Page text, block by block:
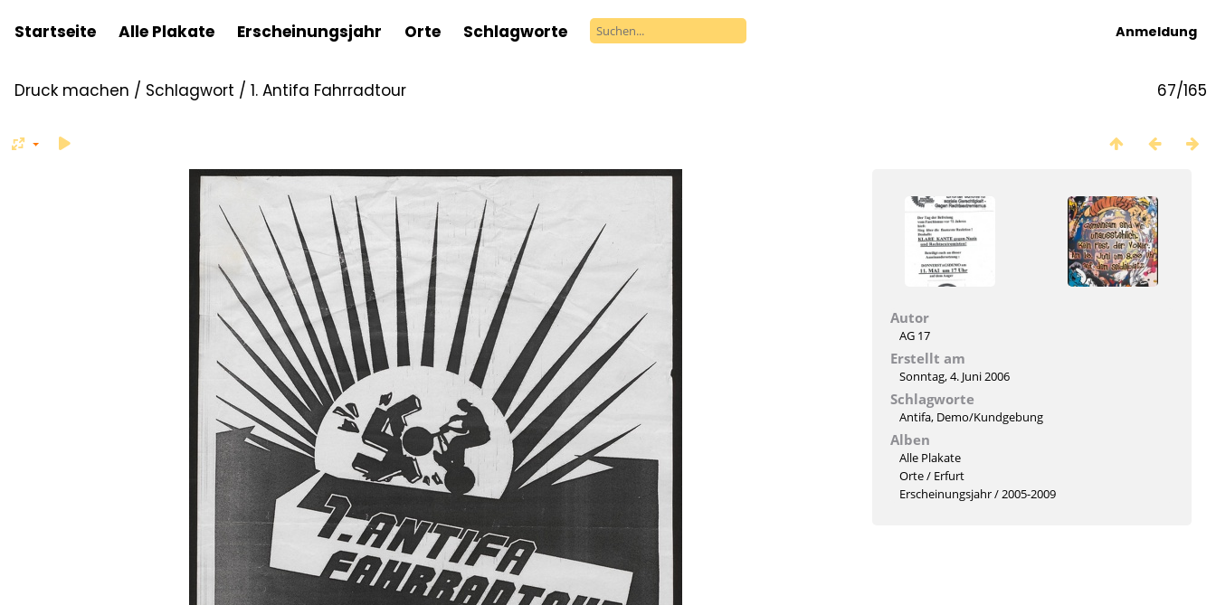
Startseite Alle Plakate Erscheinungsjahr Orte Schlagworte Anmeldung
67/165
Druck machen / Schlagwort / 1. Antifa Fahrradtour
Autor
AG 17
Erstellt am
Sonntag, 4. Juni 2006
Schlagworte
Antifa, Demo/Kundgebung
Alben
Alle Plakate
Orte/ Erfurt
Erscheinungsjahr/2005-2009